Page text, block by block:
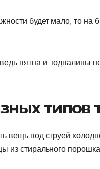
будет мало, то на
пятна и подпалины
типов
вещь под струей
из стирального